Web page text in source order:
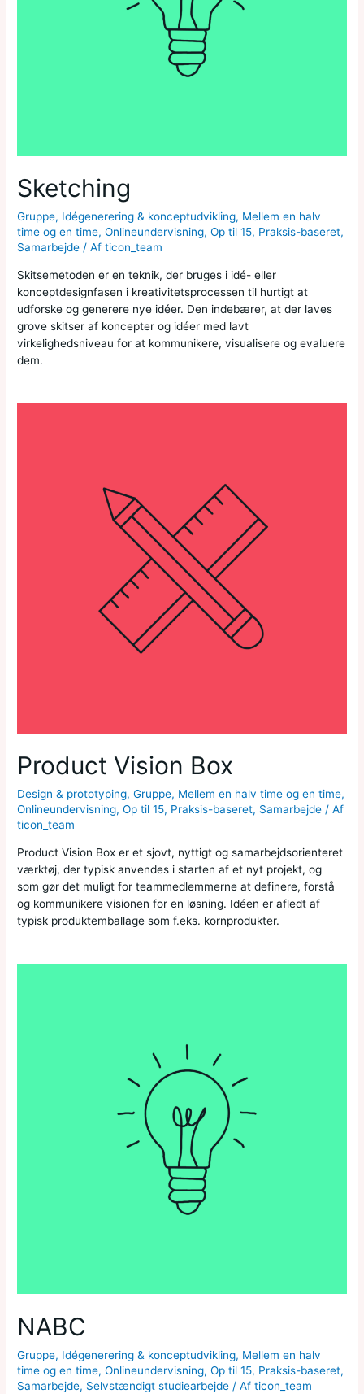
Sketching
Gruppe, Idégenerering & konceptudvikling, Mellem en halv
time og en time,Onlineundervisning,Op til 15, Praksis-baseret,
Samarbejde / Afticon_team
Skitsemetoden er en teknik, der bruges i idé- eller
konceptdesignfasen i kreativitetsprocessen til hurtigt at
udforske og generere nye idéer. Den indebærer, at der laves
grove skitser af koncepter og idéer med lavt
virkelighedsniveau for at kommunikere, visualisere og evaluere
dem.
Product Vision Box
Design & prototyping,Gruppe, Mellem en halv time og en time,
Onlineundervisning,Op til 15, Praksis-baseret, Samarbejde / Af
ticon_team
Product Vision Box er et sjovt, nyttigt og samarbejdsorienteret
værktøj, der typisk anvendes i starten af et nyt projekt, og
som gør det muligt for teammedlemmerne at definere, forstå
og kommunikere visionen for en løsning. Idéen er afledt af
typisk produktemballage som f.eks. kornprodukter.
NABC
Gruppe, Idégenerering & konceptudvikling, Mellem en halv
time og en time,Onlineundervisning,Op til 15, Praksis-baseret,
Samarbejde, Selvstændigt studiearbejde / Afticon_team